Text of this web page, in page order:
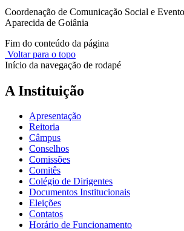
Coordenação de Comunicação Social e
Aparecida de Goiânia
Fim do conteúdo da página
Voltar para o topo
Início da navegação de rodapé
A Instituição
Apresentação
Reitoria
Câmpus
Conselhos
Comissões
Comitês
Colégio de Dirigentes
Documentos Institucionais
Eleições
Contatos
Horário de Funcionamento